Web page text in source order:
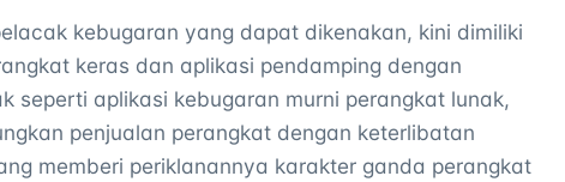
kebugaran yang dapat dikenakan, kini dimiliki
keras dan aplikasi pendamping dengan
seperti aplikasi kebugaran murni perangkat lunak,
penjualan perangkat dengan keterlibatan
memberi periklanannya karakter ganda perangkat